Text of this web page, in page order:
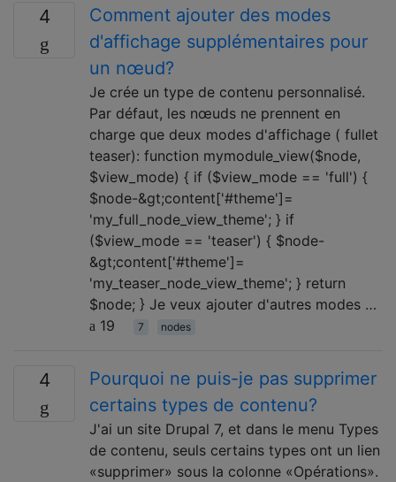
4
Comment ajouter des modes
d'affichage supplémentaires pour
un nœud?
Je crée un type de contenu personnalisé.
Par défaut, les nœuds ne prennent en
charge que deux modes d'affichage ( fullet
teaser): function mymodule_view($node,
$view_mode) { if ($view_mode == 'full') {
$node-&gt;content['#theme']=
'my_full_node_view_theme'; } if
($view_mode == 'teaser') { $node-
&gt;content['#theme']=
'my_teaser_node_view_theme'; } return
$node; } Je veux ajouter d'autres modes …
19
7 nodes
4
Pourquoi ne puis-je pas supprimer
certains types de contenu?
J'ai un site Drupal 7, et dans le menu Types
de contenu, seuls certains types ont un lien
«supprimer» sous la colonne «Opérations».